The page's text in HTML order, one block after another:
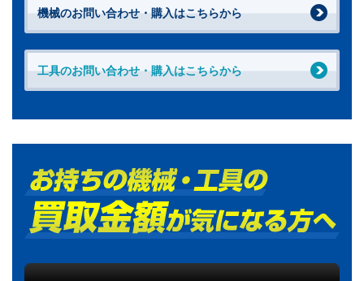
機械のお問い合わせ・購入はこちらから
工具のお問い合わせ・購入はこちらから